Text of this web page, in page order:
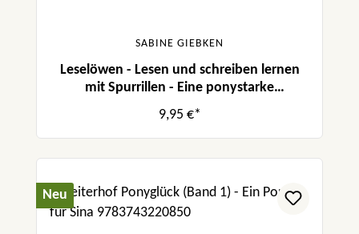
SABINE GIEBKEN
Leselöwen - Lesen und schreiben lernen
mit Spurrillen - Eine ponystarke
Freundschaft
9,95 €*
Neu